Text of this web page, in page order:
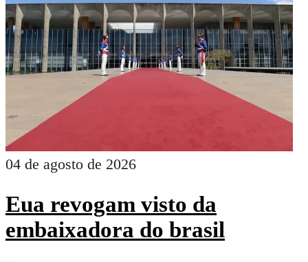
04 de agosto de 2026
Eua revogam visto da
embaixadora do brasil